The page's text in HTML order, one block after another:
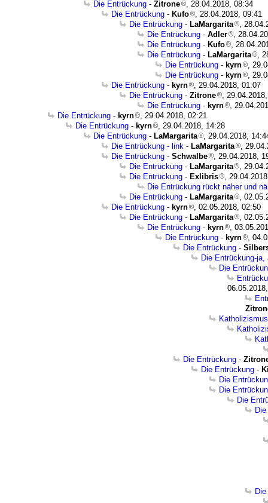
Die Entrückung - Zitrone
, 28.04.2018, 08:34
Die Entrückung - Kufo
, 28.04.2018, 09:41
Die Entrückung - LaMargarita
,
Die Entrückung - Adler
,
Die Entrückung - Kufo
,
Die Entrückung - LaMargarita
,
Die Entrückung - kyrn
,
Die Entrückung - kyrn
,
Die Entrückung - kyrn
, 29.04.2018, 01:07
Die Entrückung - Zitrone
,
Die Entrückung - kyrn
,
Die Entrückung - kyrn
, 29.04.2018, 02:21
Die Entrückung - kyrn
, 29.04.2018, 14:28
Die Entrückung - LaMargarita
, 29.04.2018,
Die Entrückung - link - LaMargarita
,
Die Entrückung - Schwalbe
, 29.04.2018,
Die Entrückung - LaMargarita
,
Die Entrückung - Exlibris
,
Die Entrückung rückt näher und
Die Entrückung - LaMargarita
,
Die Entrückung - kyrn
, 02.05.2018, 02:50
Die Entrückung - LaMargarita
,
Die Entrückung - kyrn
,
Die Entrückung - kyrn
,
Die Entrückung -
Die Entrückung-ja,
Die
Die Entrückung -
Die Entrückung -
Die
Die
Die